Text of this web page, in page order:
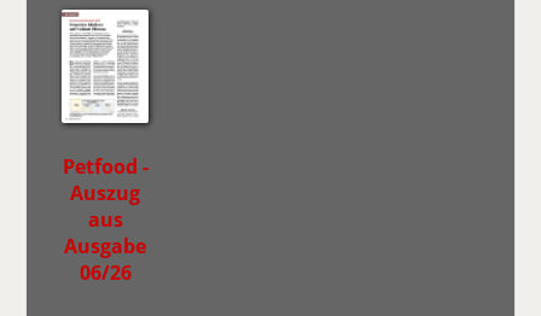
Petfood -
Auszug
aus
Ausgabe
06/26